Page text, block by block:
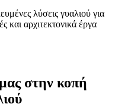
λύσεις γυαλιού για
και αρχιτεκτονικά έργα
στην κοπή